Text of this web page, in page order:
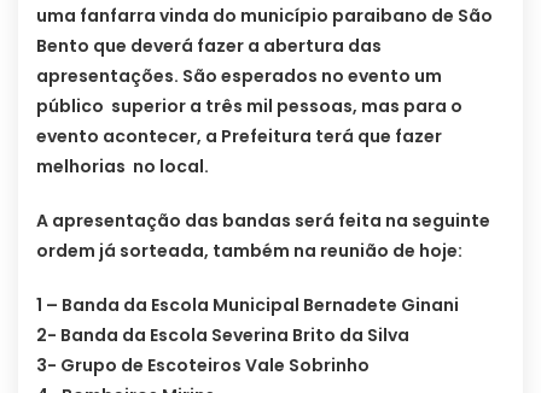
uma fanfarra vinda do município paraibano de São
Bento que deverá fazer a abertura das
apresentações. São esperados no evento um
público superior a três mil pessoas, mas para o
evento acontecer, a Prefeitura terá que fazer
melhorias no local.
A apresentação das bandas será feita na seguinte
ordem já sorteada, também na reunião de hoje:
1 – Banda da Escola Municipal Bernadete Ginani
2- Banda da Escola Severina Brito da Silva
3- Grupo de Escoteiros Vale Sobrinho